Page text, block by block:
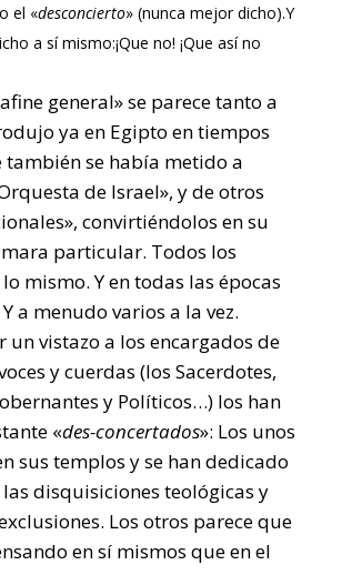
el «desconcierto» (nunca mejor dicho).Y
a sí mismo:¡Que no! ¡Que así no
general» se parece tanto a
ya en Egipto en tiempos
también se había metido a
de Israel», y de otros
convirtiéndolos en su
particular. Todos los
mismo. Y en todas las épocas
a menudo varios a la vez.
a los encargados de
y cuerdas (los Sacerdotes,
y Políticos…) los han
«des-concertados»: Los unos
sus templos y se han dedicado
disquisiciones teológicas y
Los otros parece que
en sí mismos que en el